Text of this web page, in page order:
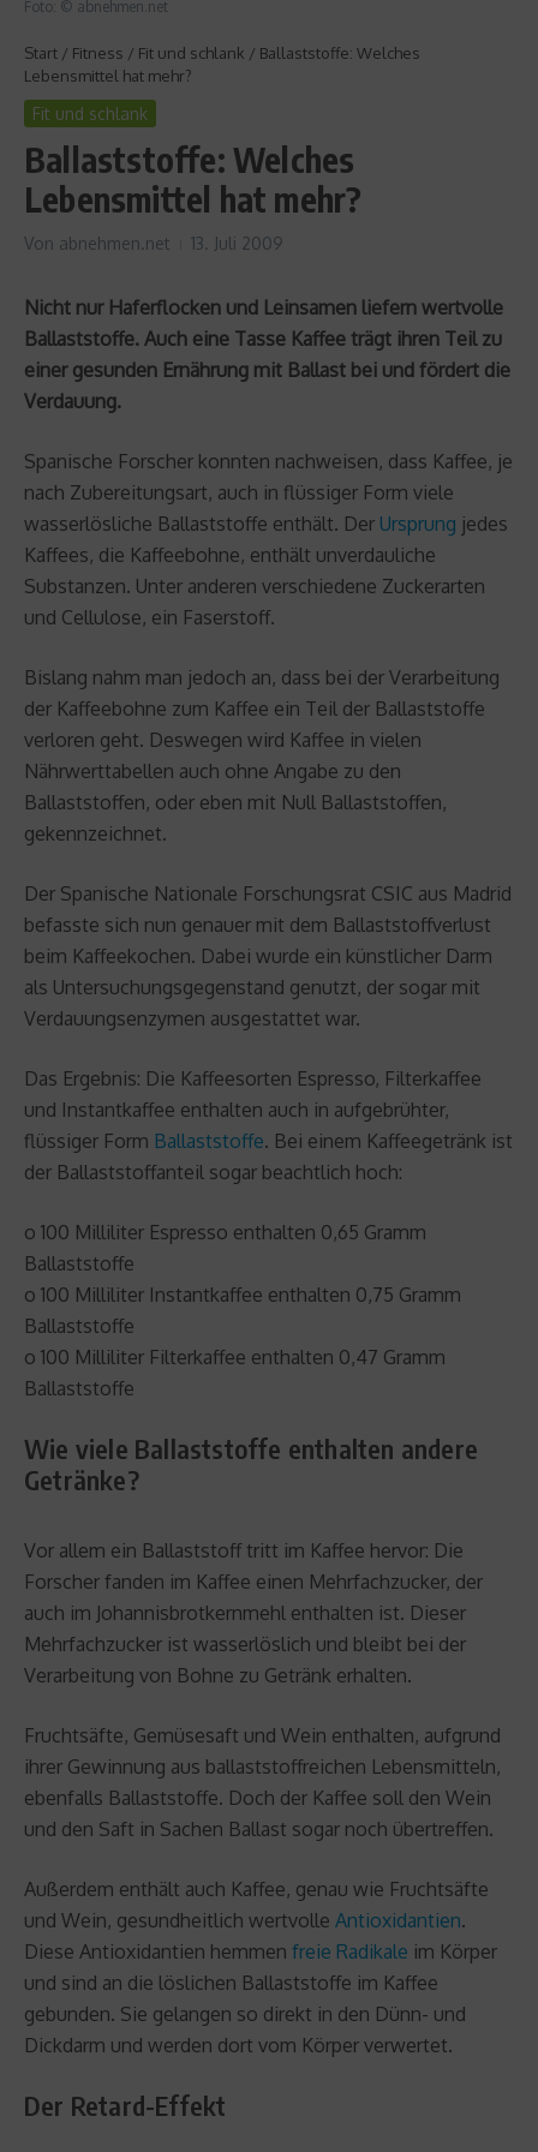
Foto: © abnehmen.net
Start / Fitness / Fit und schlank / Ballaststoffe: Welches
Lebensmittel hat mehr?
Fit und schlank
Ballaststoffe: Welches
Lebensmittel hat mehr?
Von abnehmen.net 13. Juli 2009
Nicht nur Haferflocken und Leinsamen liefern wertvolle
Ballaststoffe. Auch eine Tasse Kaffee trägt ihren Teil zu
einer gesunden Ernährung mit Ballast bei und fördert die
Verdauung.
Spanische Forscher konnten nachweisen, dass Kaffee, je
nach Zubereitungsart, auch in flüssiger Form viele
wasserlösliche Ballaststoffe enthält. Der Ursprung jedes
Kaffees, die Kaffeebohne, enthält unverdauliche
Substanzen. Unter anderen verschiedene Zuckerarten
und Cellulose, ein Faserstoff.
Bislang nahm man jedoch an, dass bei der Verarbeitung
der Kaffeebohne zum Kaffee ein Teil der Ballaststoffe
verloren geht. Deswegen wird Kaffee in vielen
Nährwerttabellen auch ohne Angabe zu den
Ballaststoffen, oder eben mit Null Ballaststoffen,
gekennzeichnet.
Der Spanische Nationale Forschungsrat CSIC aus Madrid
befasste sich nun genauer mit dem Ballaststoffverlust
beim Kaffeekochen. Dabei wurde ein künstlicher Darm
als Untersuchungsgegenstand genutzt, der sogar mit
Verdauungsenzymen ausgestattet war.
Das Ergebnis: Die Kaffeesorten Espresso, Filterkaffee
und Instantkaffee enthalten auch in aufgebrühter,
flüssiger Form Ballaststoffe. Bei einem Kaffeegetränk ist
der Ballaststoffanteil sogar beachtlich hoch:
o 100 Milliliter Espresso enthalten 0,65 Gramm
Ballaststoffe
o 100 Milliliter Instantkaffee enthalten 0,75 Gramm
Ballaststoffe
o 100 Milliliter Filterkaffee enthalten 0,47 Gramm
Ballaststoffe
Wie viele Ballaststoffe enthalten andere
Getränke?
Vor allem ein Ballaststoff tritt im Kaffee hervor: Die
Forscher fanden im Kaffee einen Mehrfachzucker, der
auch im Johannisbrotkernmehl enthalten ist. Dieser
Mehrfachzucker ist wasserlöslich und bleibt bei der
Verarbeitung von Bohne zu Getränk erhalten.
Fruchtsäfte, Gemüsesaft und Wein enthalten, aufgrund
ihrer Gewinnung aus ballaststoffreichen Lebensmitteln,
ebenfalls Ballaststoffe. Doch der Kaffee soll den Wein
und den Saft in Sachen Ballast sogar noch übertreffen.
Außerdem enthält auch Kaffee, genau wie Fruchtsäfte
und Wein, gesundheitlich wertvolle Antioxidantien.
Diese Antioxidantien hemmen freie Radikale im Körper
und sind an die löslichen Ballaststoffe im Kaffee
gebunden. Sie gelangen so direkt in den Dünn- und
Dickdarm und werden dort vom Körper verwertet.
Der Retard-Effekt